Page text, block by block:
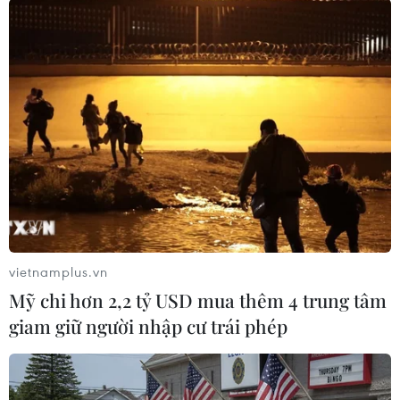
rõ nguyên nhân vụ việc và bàn giao thi thể nạn
nhân cho người nhà tổ chức mai táng./.
Làm rõ nguyên nhân vụ
tai nạn giao thông đặc
biệt nghiêm trọng ở
Quảng Trị
Phó Thủ tướng Chính phủ Trần Hồng Hà vừa ký
ban hành Công điện số 167/CĐ-TTg ngày
17/9/2025 của Thủ tướng về khắc phục hậu quả
vụ tai nạn giao thông đặc biệt nghiêm trọng trên
địa bàn tỉnh Quảng Trị.
(TTXVN/Vietnam+)
vietnamplus.vn
Mỹ chi hơn 2,2 tỷ USD mua thêm 4 trung tâm
giam giữ người nhập cư trái phép